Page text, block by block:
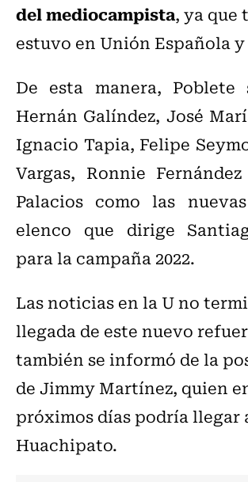
del mediocampista, ya que
estuvo en Unión Española
De esta manera, Poblete
Hernán Galíndez, José
Ignacio Tapia, Felipe
Vargas, Ronnie
Palacios como las
elenco que dirige
para la campaña 2022.
Las noticias en la U no
llegada de este nuevo
también se informó de la
de Jimmy Martínez, quien
próximos días podría llegar
Huachipato.